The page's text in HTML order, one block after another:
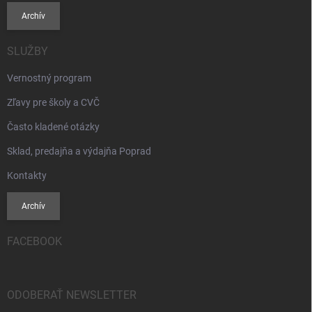
Archív
SLUŽBY
Vernostný program
Zľavy pre školy a CVČ
Často kladené otázky
Sklad, predajňa a výdajňa Poprad
Kontakty
Archív
FACEBOOK
ODOBERAŤ NEWSLETTER